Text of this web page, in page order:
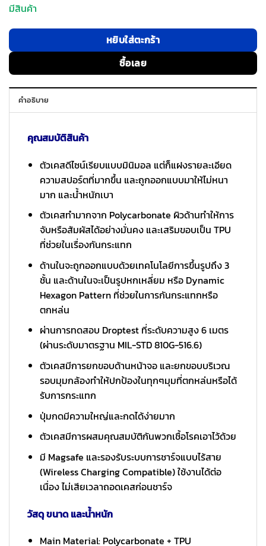
มีสินค้า
หยิบใส่ตะกร้า
ซื้อเลย
คำอธิบาย
คุณสมบัติสินค้า
ตัวเคสดีไซน์เรียบแบบมินิมอล แต่ก็แฝงรายละเอียด
ความสปอร์ตที่มากขึ้น และถูกออกแบบมาให้ไม่หนา
มาก และน้ำหนักเบา
ตัวเคสทำมากจาก Polycarbonate ผิวด้านทำให้การ
จับหรือสัมผัสได้อย่างมั่นคง และเสริมขอบเป็น TPU
ที่ช่วยในเรื่องกันกระแทก
ด้านในจะถูกออกแบบด้วยเทคโนโลยีการขึ้นรูปถึง 3
ชั้น และด้านในจะเป็นรูปหกเหลี่ยม หรือ Dynamic
Hexagon Pattern ที่ช่วยในการกันกระแทกหรือ
ตกหล่น
ผ่านการทดสอบ Droptest ที่ระดับความสูง 6 เมตร
(ผ่านระดับมาตรฐาน MIL-STD 810G-516.6)
ตัวเคสมีการยกขอบด้านหน้าจอ และยกขอบบริเวณ
รอบมุมกล้องทำให้ปกป้องในทุกๆมุมที่ตกหล่นหรือได้
รับการกระแทก
ปุ่มกดมีความใหญ่และกดได้ง่ายมาก
ตัวเคสมีการผสมคุณสมบัติกันพวกเชื้อโรคเอาไว้ด้วย
มี Magsafe และรองรับระบบการชาร์จแบบไร้สาย
(Wireless Charging Compatible) ใช้งานได้ต่อ
เนื่อง ไม่เสียเวลาถอดเคสก่อนชาร์จ
วัสดุ ขนาด และน้ำหนัก
Main Material: Polycarbonate + TPU